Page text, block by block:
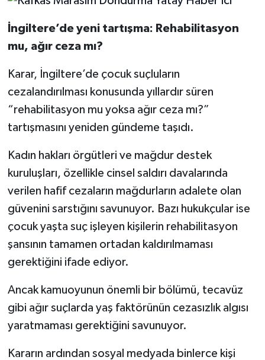
İngiltere’de yeni tartışma: Rehabilitasyon
mu, ağır ceza mı?
Karar, İngiltere’de çocuk suçluların
cezalandırılması konusunda yıllardır süren
“rehabilitasyon mu yoksa ağır ceza mı?”
tartışmasını yeniden gündeme taşıdı.
Kadın hakları örgütleri ve mağdur destek
kuruluşları, özellikle cinsel saldırı davalarında
verilen hafif cezaların mağdurların adalete olan
güvenini sarstığını savunuyor. Bazı hukukçular ise
çocuk yaşta suç işleyen kişilerin rehabilitasyon
şansının tamamen ortadan kaldırılmaması
gerektiğini ifade ediyor.
Ancak kamuoyunun önemli bir bölümü, tecavüz
gibi ağır suçlarda yaş faktörünün cezasızlık algısı
yaratmaması gerektiğini savunuyor.
Kararın ardından sosyal medyada binlerce kişi